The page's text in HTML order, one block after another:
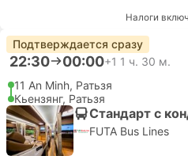
Налоги
Подтверждается сразу
22:30 00:00+1 1 ч. 30 м.
11 An Minh, Ратьзя
Кьензянг, Ратьзя
Стандарт с
FUTA Bus Lines